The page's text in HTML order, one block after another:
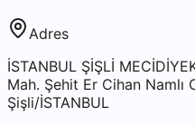
Adres
İSTANBUL ŞİŞLİ
Mah. Şehit Er Cihan
Şişli/İSTANBUL